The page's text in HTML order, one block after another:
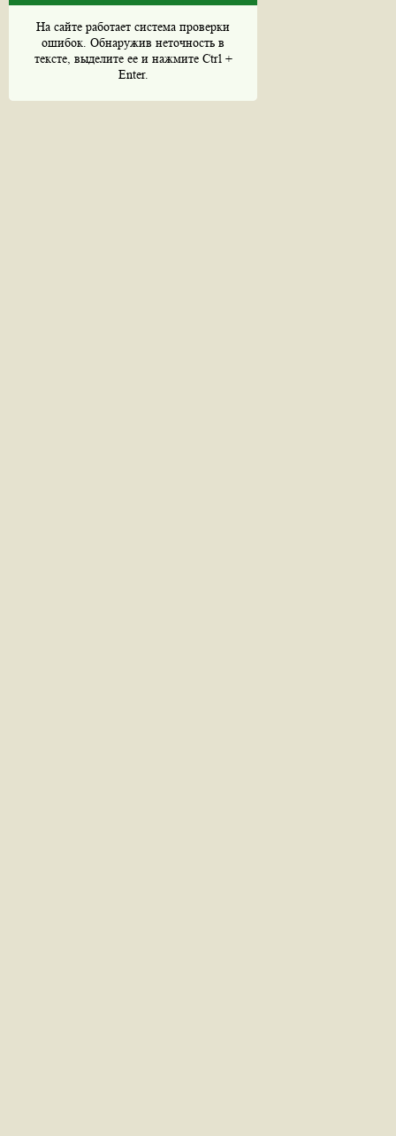
На сайте работает система проверки
ошибок. Обнаружив неточность в
тексте, выделите ее и нажмите Ctrl +
Enter.